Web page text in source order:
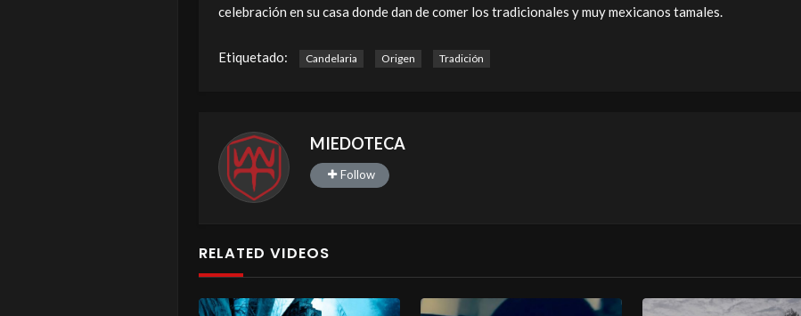
celebración en su casa donde dan de comer los tradicionales y muy mexicanos tamales.
Etiquetado: Candelaria Origen Tradición
MIEDOTECA
Follow
RELATED VIDEOS